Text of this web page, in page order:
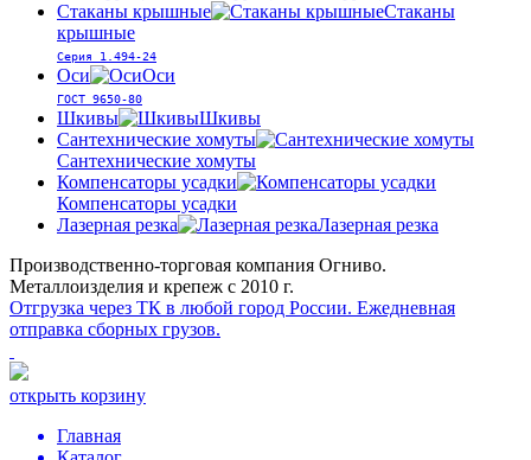
Стаканы крышные
Стаканы
крышные
Серия 1.494-24
Оси Оси
ГОСТ 9650-80
Шкивы
Шкивы
Сантехнические хомуты
Сантехнические хомуты
Компенсаторы усадки
Компенсаторы усадки
Лазерная резка
Лазерная резка
Производственно-торговая компания Огниво.
Металлоизделия и крепеж с 2010 г.
Отгрузка через ТК в любой город России. Ежедневная
отправка сборных грузов.
открыть корзину
Главная